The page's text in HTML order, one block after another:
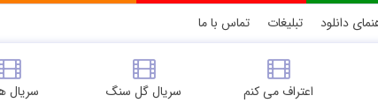
دانلود تبلیغات تماس با ما
اعتراف می کنم سریال گل سنگ سریال